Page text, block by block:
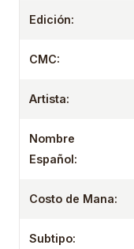
Edición:
CMC:
Artista:
Nombre
Español:
Costo de Mana:
Subtipo: